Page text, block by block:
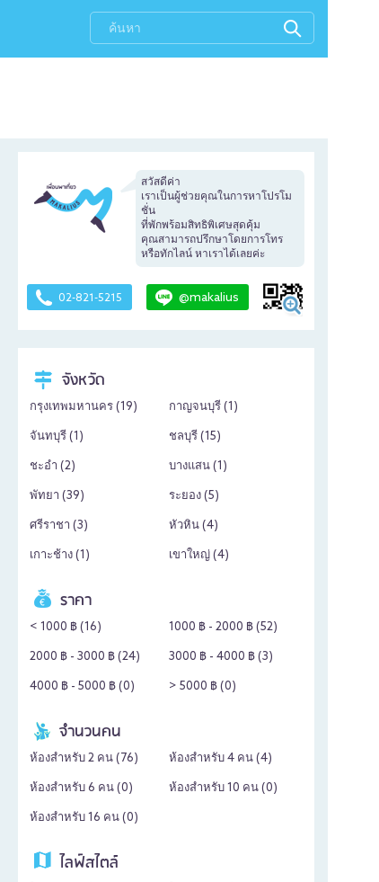
สวัสดีค่า
เราเป็นผู้ช่วยคุณในการหาโปรโม
ชั่น
ที่พักพร้อมสิทธิพิเศษสุดคุ้ม
คุณสามารถปรึกษาโดยการโทร
หรือทักไลน์ หาเราได้เลยค่ะ
02-821-5215 @makalius
จังหวัด
กรุงเทพมหานคร (19) กาญจนบุรี (1 )
จันทบุรี (1 ) ชลบุรี (15)
ชะอำ (2) บางแสน (1 )
พัทยา (39) ระยอง (5)
ศรีราชา (3) หัวหิน (4)
เกาะช้าง (1 ) เขาใหญ่ (4)
ราคา
< 1000 ฿ (16) 1000 ฿ - 2000 ฿ (52)
2000 ฿ - 3000 ฿ (24) 3000 ฿ - 4000 ฿ (3)
4000 ฿ - 5000 ฿ (0) > 5000 ฿ (0)
จำนวนคน
ห้องสำหรับ 2 คน ( 76) ห้องสำหรับ 4 คน (4)
ห้องสำหรับ 6 คน (0) ห้องสำหรับ 10 คน (0)
ห้องสำหรับ 16 คน (0)
ไลฟ์สไตล์